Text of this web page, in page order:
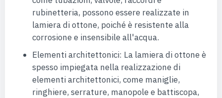
rubinetteria, possono essere realizzate in
lamiera di ottone, poiché è resistente alla
corrosione e insensibile all'acqua.
Elementi architettonici: La lamiera di ottone è
spesso impiegata nella realizzazione di
elementi architettonici, come maniglie,
ringhiere, serrature, manopole e battiscopa,